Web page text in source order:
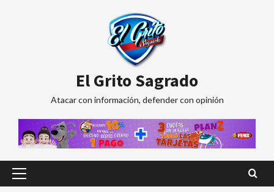
El Grito Sagrado
Atacar con información, defender con opinión
Menú